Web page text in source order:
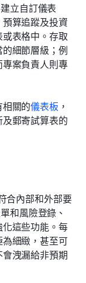
立自訂儀表
算追蹤及投資
表格中。存取
細節層級；例
案負責人則專
關的儀表板 ，
郵寄試算表的
合內部和外部要
和風險登錄、
這些功能。每
細緻，甚至可
洩漏給非預期